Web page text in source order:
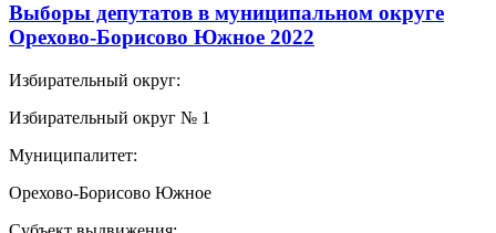
Выборы депутатов в муниципальном округе
Орехово-Борисово Южное 2022
Избирательный округ:
Избирательный округ № 1
Муниципалитет:
Орехово-Борисово Южное